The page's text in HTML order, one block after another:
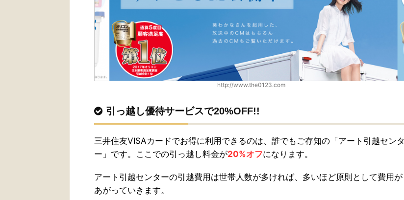
http://www.the0123.com
引っ越し優待サービスで20%OFF!!
三井住友VISAカードでお得に利用できるのは、誰でもご存知の「アート引越センタ
ー」です。ここでの引っ越し料金が20%オフになります。
アート引越センターの引越費用は世帯人数が多ければ、多いほど原則として費用が
あがっていきます。